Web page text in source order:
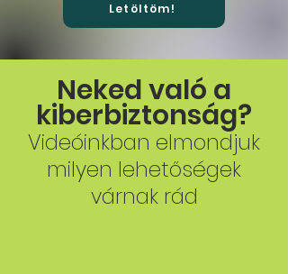
Letöltöm!
Neked való a
kiberbiztonság?
Videóinkban elmondjuk
milyen lehetőségek
várnak rád